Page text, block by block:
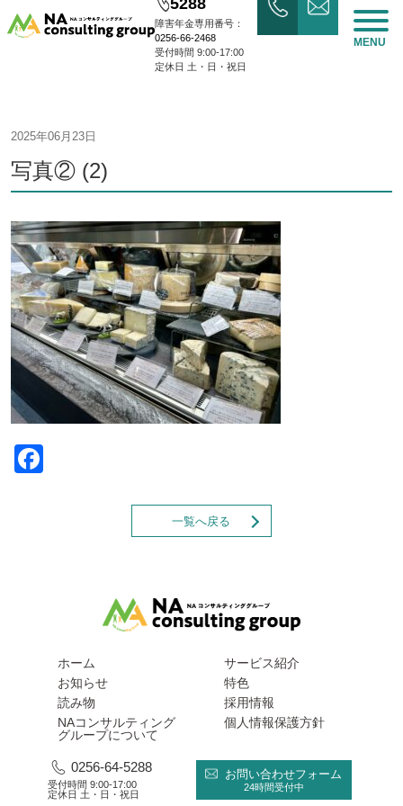
障害年金専用番号：
0256-66-2468
受付時間 9:00-17:00
定休日 土・日・祝日
MENU
2025年06月23日
写真② (2)
一覧へ戻る
ホーム
お知らせ
読み物
NAコンサルティング
グループについて
サービス紹介
特色
採用情報
個人情報保護方針
0256-64-5288
受付時間 9:00-17:00
定休日 土・日・祝日
お問い合わせフォーム
24時間受付中